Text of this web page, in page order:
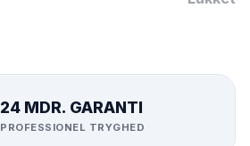
24 MDR. GARANTI
PROFESSIONEL TRYGHED